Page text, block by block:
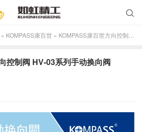

» KOMPASS康百世 » KOMPASS康百世方向控制阀 HV-03系列手动换向阀
控制阀 HV-03系列手动换向阀